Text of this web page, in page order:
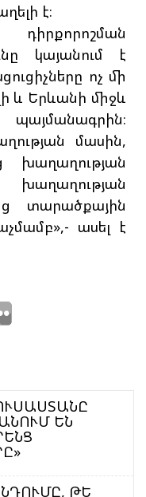
է։
կայանում է
ոչ մի
և Երևանի միջև
մասին,
խաղաղության
տարածքային
ասել է
ԵՆ
ԹԵ